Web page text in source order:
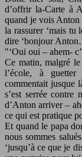
d’offrir la-Carte à
quand je vois Anton
la rassurer ‘mais
dire ‘bonjour
‘Oui oui – ahem-
Ce matin, malgré
l’école, à
commentait jusque
s’est serrée contre
d’Anton arriver –
ce qui est pratique
Et quand le papa
nous sommes
‘jusqu’à ce que je